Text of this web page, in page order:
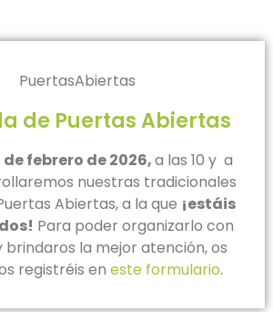
de Puertas Abiertas
febrero de 2026,a las 10 y a
nuestras tradicionales
Abiertas, a la que ¡estáis
Para poder organizarlo con
la mejor atención, os
registréis en este formulario.